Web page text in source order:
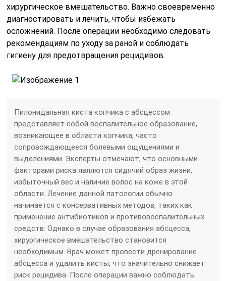
хирургическое вмешательство. Важно своевременно
диагностировать и лечить, чтобы избежать
осложнений. После операции необходимо следовать
рекомендациям по уходу за раной и соблюдать
гигиену для предотвращения рецидивов.
Пилонидальная киста копчика с абсцессом
представляет собой воспалительное образование,
возникающее в области копчика, часто
сопровождающееся болевыми ощущениями и
выделениями. Эксперты отмечают, что основными
факторами риска являются сидячий образ жизни,
избыточный вес и наличие волос на коже в этой
области. Лечение данной патологии обычно
начинается с консервативных методов, таких как
применение антибиотиков и противовоспалительных
средств. Однако в случае образования абсцесса,
хирургическое вмешательство становится
необходимым. Врач может провести дренирование
абсцесса и удалить кисты, что значительно снижает
риск рецидива. После операции важно соблюдать